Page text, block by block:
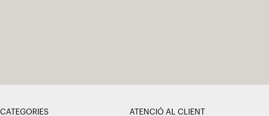
CATEGORIES ATENCIÓ AL CLIENT